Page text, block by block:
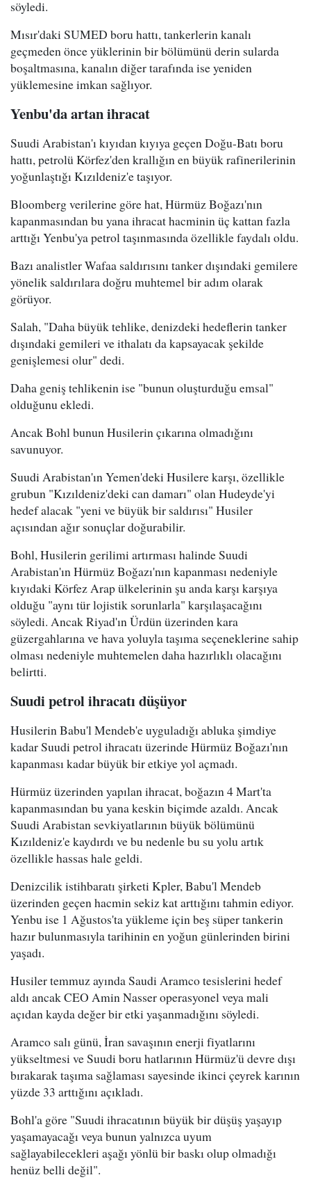
söyledi.
Mısır'daki SUMED boru hattı, tankerlerin kanalı
geçmeden önce yüklerinin bir bölümünü derin sularda
boşaltmasına, kanalın diğer tarafında ise yeniden
yüklemesine imkan sağlıyor.
Yenbu'da artan ihracat
Suudi Arabistan'ı kıyıdan kıyıya geçen Doğu-Batı boru
hattı, petrolü Körfez'den krallığın en büyük rafinerilerinin
yoğunlaştığı Kızıldeniz'e taşıyor.
Bloomberg verilerine göre hat, Hürmüz Boğazı'nın
kapanmasından bu yana ihracat hacminin üç kattan fazla
arttığı Yenbu'ya petrol taşınmasında özellikle faydalı oldu.
Bazı analistler Wafaa saldırısını tanker dışındaki gemilere
yönelik saldırılara doğru muhtemel bir adım olarak
görüyor.
Salah, "Daha büyük tehlike, denizdeki hedeflerin tanker
dışındaki gemileri ve ithalatı da kapsayacak şekilde
genişlemesi olur" dedi.
Daha geniş tehlikenin ise "bunun oluşturduğu emsal"
olduğunu ekledi.
Ancak Bohl bunun Husilerin çıkarına olmadığını
savunuyor.
Suudi Arabistan'ın Yemen'deki Husilere karşı, özellikle
grubun "Kızıldeniz'deki can damarı" olan Hudeyde'yi
hedef alacak "yeni ve büyük bir saldırısı" Husiler
açısından ağır sonuçlar doğurabilir.
Bohl, Husilerin gerilimi artırması halinde Suudi
Arabistan'ın Hürmüz Boğazı'nın kapanması nedeniyle
kıyıdaki Körfez Arap ülkelerinin şu anda karşı karşıya
olduğu "aynı tür lojistik sorunlarla" karşılaşacağını
söyledi. Ancak Riyad'ın Ürdün üzerinden kara
güzergahlarına ve hava yoluyla taşıma seçeneklerine sahip
olması nedeniyle muhtemelen daha hazırlıklı olacağını
belirtti.
Suudi petrol ihracatı düşüyor
Husilerin Babu'l Mendeb'e uyguladığı abluka şimdiye
kadar Suudi petrol ihracatı üzerinde Hürmüz Boğazı'nın
kapanması kadar büyük bir etkiye yol açmadı.
Hürmüz üzerinden yapılan ihracat, boğazın 4 Mart'ta
kapanmasından bu yana keskin biçimde azaldı. Ancak
Suudi Arabistan sevkiyatlarının büyük bölümünü
Kızıldeniz'e kaydırdı ve bu nedenle bu su yolu artık
özellikle hassas hale geldi.
Denizcilik istihbaratı şirketi Kpler, Babu'l Mendeb
üzerinden geçen hacmin sekiz kat arttığını tahmin ediyor.
Yenbu ise 1 Ağustos'ta yükleme için beş süper tankerin
hazır bulunmasıyla tarihinin en yoğun günlerinden birini
yaşadı.
Husiler temmuz ayında Saudi Aramco tesislerini hedef
aldı ancak CEO Amin Nasser operasyonel veya mali
açıdan kayda değer bir etki yaşanmadığını söyledi.
Aramco salı günü, İran savaşının enerji fiyatlarını
yükseltmesi ve Suudi boru hatlarının Hürmüz'ü devre dışı
bırakarak taşıma sağlaması sayesinde ikinci çeyrek karının
yüzde 33 arttığını açıkladı.
Bohl'a göre "Suudi ihracatının büyük bir düşüş yaşayıp
yaşamayacağı veya bunun yalnızca uyum
sağlayabilecekleri aşağı yönlü bir baskı olup olmadığı
henüz belli değil".